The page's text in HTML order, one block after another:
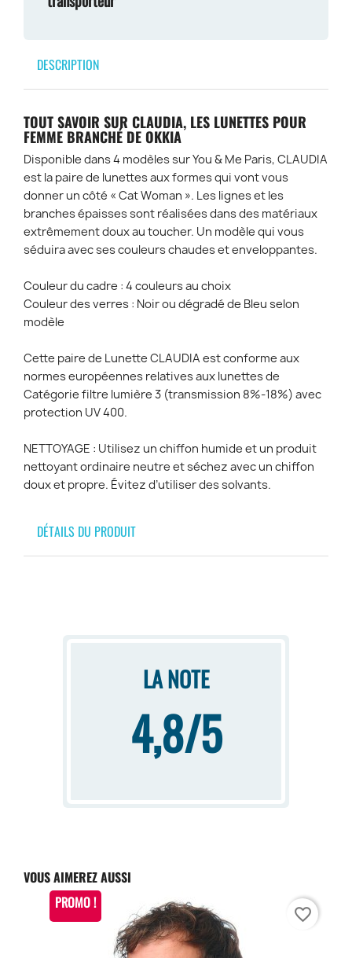
DESCRIPTION
TOUT SAVOIR SUR CLAUDIA, LES LUNETTES POUR
FEMME BRANCHÉ DE OKKIA
Disponible dans 4 modèles sur You & Me Paris, CLAUDIA
est la paire de lunettes aux formes qui vont vous
donner un côté « Cat Woman ». Les lignes et les
branches épaisses sont réalisées dans des matériaux
extrêmement doux au toucher. Un modèle qui vous
séduira avec ses couleurs chaudes et enveloppantes.
Couleur du cadre : 4 couleurs au choix
Couleur des verres : Noir ou dégradé de Bleu selon
modèle
Cette paire de Lunette CLAUDIA est conforme aux
normes européennes relatives aux lunettes de
Catégorie filtre lumière 3 (transmission 8%-18%) avec
protection UV 400.
NETTOYAGE : Utilisez un chiffon humide et un produit
nettoyant ordinaire neutre et séchez avec un chiffon
doux et propre. Évitez d’utiliser des solvants.
DÉTAILS DU PRODUIT
LA NOTE
4,8/5
VOUS AIMEREZ AUSSI
PROMO !
favorite_border